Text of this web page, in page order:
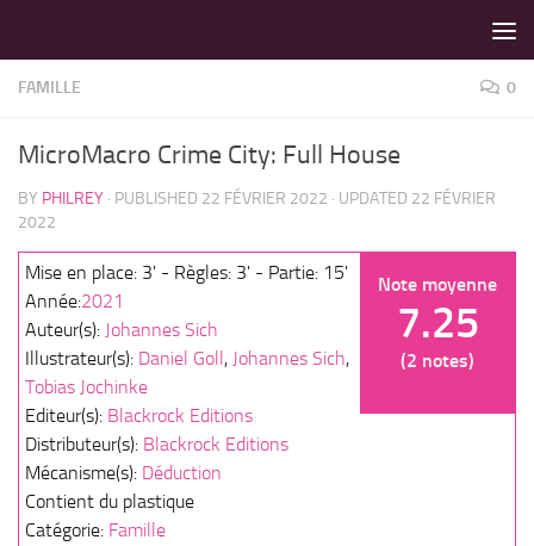
FAMILLE 0
MicroMacro Crime City: Full House
BY PHILREY · PUBLISHED 22 FÉVRIER 2022 · UPDATED 22 FÉVRIER
2022
Note moyenne
7.25
(2 notes)
Mise en place: 3' - Règles: 3' - Partie: 15'
Année:2021
Auteur(s): Johannes Sich
Illustrateur(s): Daniel Goll , Johannes Sich,
Tobias Jochinke
Editeur(s): Blackrock Editions
Distributeur(s): Blackrock Editions
Mécanisme(s): Déduction
Contient du plastique
Catégorie: Famille